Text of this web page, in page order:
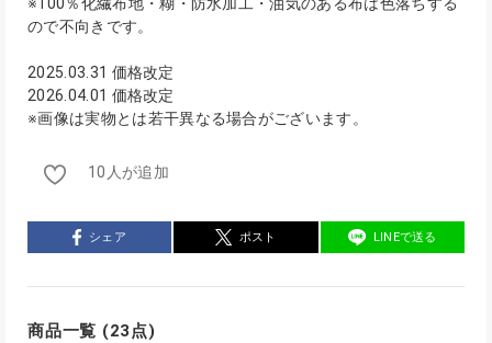
ので不向きです。
2025.03.31 価格改定
2026.04.01 価格改定
※画像は実物とは若干異なる場合がございます。
10人が追加
シェア ポスト LINEで送る
商品一覧 (23点)